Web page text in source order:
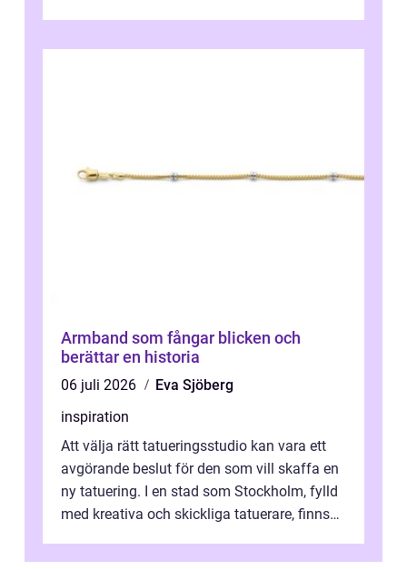
Armband som fångar blicken och
berättar en historia
06 juli 2026
Eva Sjöberg
inspiration
Att välja rätt tatueringsstudio kan vara ett
avgörande beslut för den som vill skaffa en
ny tatuering. I en stad som Stockholm, fylld
med kreativa och skickliga tatuerare, finns